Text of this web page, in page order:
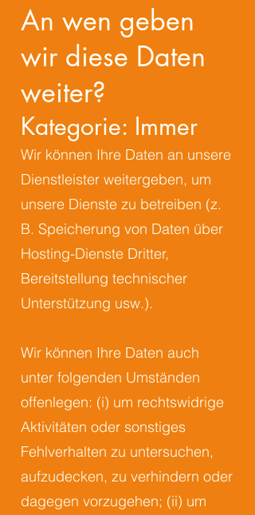
An wen geben
wir diese Daten
weiter?
Kategorie: Immer
Wir können Ihre Daten an unsere
Dienstleister weitergeben, um
unsere Dienste zu betreiben (z.
B. Speicherung von Daten über
Hosting-Dienste Dritter,
Bereitstellung technischer
Unterstützung usw.).
Wir können Ihre Daten auch
unter folgenden Umständen
offenlegen: (i) um rechtswidrige
Aktivitäten oder sonstiges
Fehlverhalten zu untersuchen,
aufzudecken, zu verhindern oder
dagegen vorzugehen; (ii) um